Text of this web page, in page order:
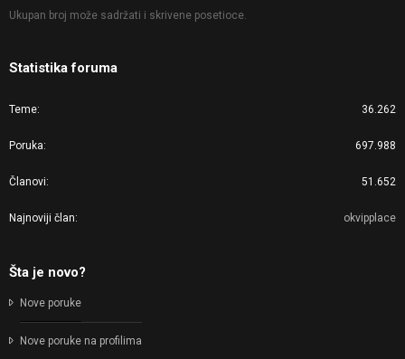
Ukupan broj može sadržati i skrivene posetioce.
Statistika foruma
Teme 36.262
Poruka 697.988
Članovi 51.652
Najnoviji član okvipplace
Šta je novo?
Nove poruke
Nove poruke na profilima